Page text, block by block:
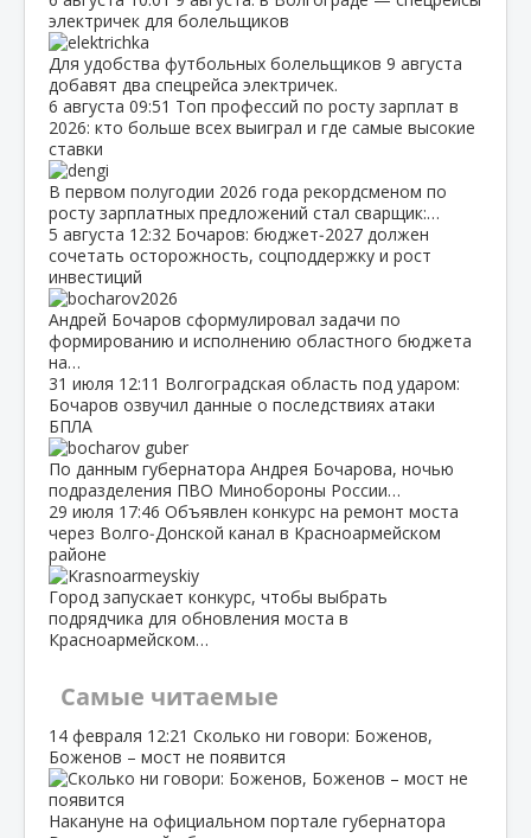
электричек для болельщиков
Для удобства футбольных болельщиков 9 августа
добавят два спецрейса электричек.
6 августа 09:51 Топ профессий по росту зарплат в
2026: кто больше всех выиграл и где самые высокие
ставки
В первом полугодии 2026 года рекордсменом по
росту зарплатных предложений стал сварщик:…
5 августа 12:32 Бочаров: бюджет‑2027 должен
сочетать осторожность, соцподдержку и рост
инвестиций
Андрей Бочаров сформулировал задачи по
формированию и исполнению областного бюджета
на…
31 июля 12:11 Волгоградская область под ударом:
Бочаров озвучил данные о последствиях атаки
БПЛА
По данным губернатора Андрея Бочарова, ночью
подразделения ПВО Минобороны России…
29 июля 17:46 Объявлен конкурс на ремонт моста
через Волго‑Донской канал в Красноармейском
районе
Город запускает конкурс, чтобы выбрать
подрядчика для обновления моста в
Красноармейском…
Самые читаемые
14 февраля 12:21 Сколько ни говори: Боженов,
Боженов – мост не появится
Накануне на официальном портале губернатора